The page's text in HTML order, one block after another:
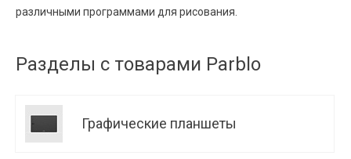
различными программами для рисования.
Разделы с товарами Parblo
Графические планшеты